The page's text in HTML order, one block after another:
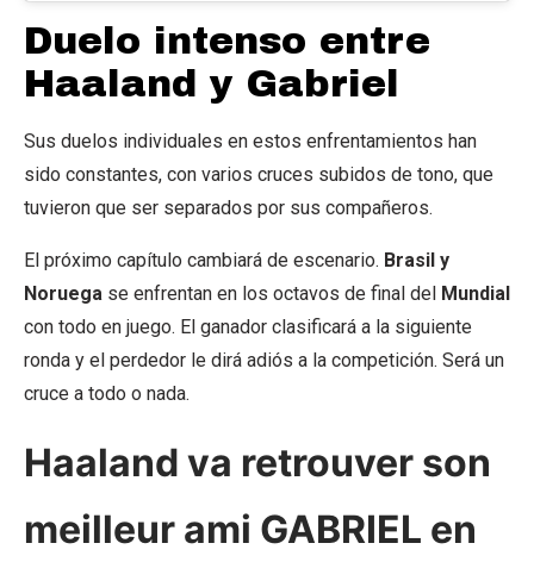
Duelo intenso entre
Haaland y Gabriel
Sus duelos individuales en estos enfrentamientos han
sido constantes, con varios cruces subidos de tono, que
tuvieron que ser separados por sus compañeros.
El próximo capítulo cambiará de escenario. Brasil y
Noruega se enfrentan en los octavos de final del Mundial
con todo en juego. El ganador clasificará a la siguiente
ronda y el perdedor le dirá adiós a la competición. Será un
cruce a todo o nada.
Haaland va retrouver son
meilleur ami GABRIEL en